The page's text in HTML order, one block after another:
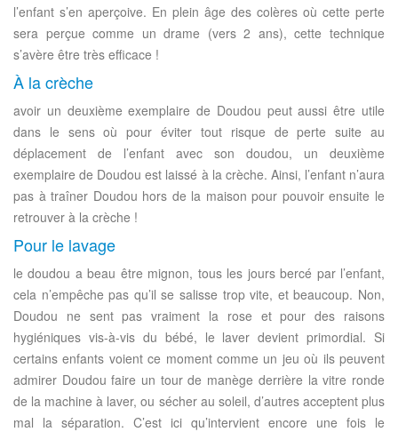
l’enfant s’en aperçoive. En plein âge des colères où cette perte
sera perçue comme un drame (vers 2 ans), cette technique
s’avère être très efficace !
À la crèche
avoir un deuxième exemplaire de Doudou peut aussi être utile
dans le sens où pour éviter tout risque de perte suite au
déplacement de l’enfant avec son doudou, un deuxième
exemplaire de Doudou est laissé à la crèche. Ainsi, l’enfant n’aura
pas à traîner Doudou hors de la maison pour pouvoir ensuite le
retrouver à la crèche !
Pour le lavage
le doudou a beau être mignon, tous les jours bercé par l’enfant,
cela n’empêche pas qu’il se salisse trop vite, et beaucoup. Non,
Doudou ne sent pas vraiment la rose et pour des raisons
hygiéniques vis-à-vis du bébé, le laver devient primordial. Si
certains enfants voient ce moment comme un jeu où ils peuvent
admirer Doudou faire un tour de manège derrière la vitre ronde
de la machine à laver, ou sécher au soleil, d’autres acceptent plus
mal la séparation. C’est ici qu’intervient encore une fois le